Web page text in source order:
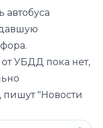
автобуса
УБДД пока нет,
"Новости